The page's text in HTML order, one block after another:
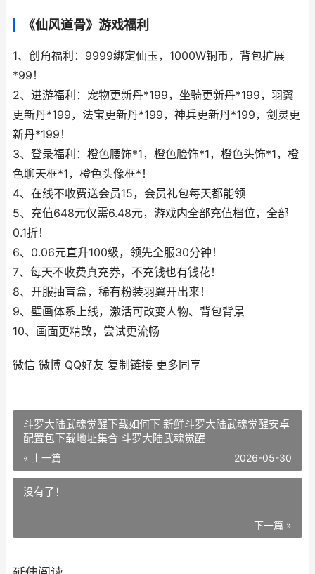
《仙风道骨》游戏福利
1、创角福利：9999绑定仙玉，1000W铜币，背包扩展
*99！
2、进游福利：宠物更新丹*199，坐骑更新丹*199，羽翼
更新丹*199，法宝更新丹*199，神兵更新丹*199，剑灵更
新丹*199！
3、登录福利：橙色腰饰*1，橙色脸饰*1，橙色头饰*1，橙
色聊天框*1，橙色头像框*！
4、在线不收费送会员15，会员礼包每天都能领
5、充值648元仅需6.48元，游戏内全部充值档位，全部
0.1折！
6、0.06元直升100级，领先全服30分钟！
7、每天不收费真充券，不充钱也有钱花！
8、开服抽盲盒，稀有粉装羽翼开出来！
9、壁画体系上线，激活可改变人物、背包背景
10、画面更精致，尝试更流畅
微信 微博 QQ好友 复制链接 更多同享
斗罗大陆武魂觉醒下载如何下 新鲜斗罗大陆武魂觉醒安卓
配置包下载地址集合 斗罗大陆武魂觉醒
« 上一篇 2026-05-30
没有了！
下一篇 »